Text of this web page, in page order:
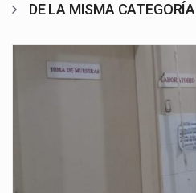
DE LA MISMA CATEGORÍA